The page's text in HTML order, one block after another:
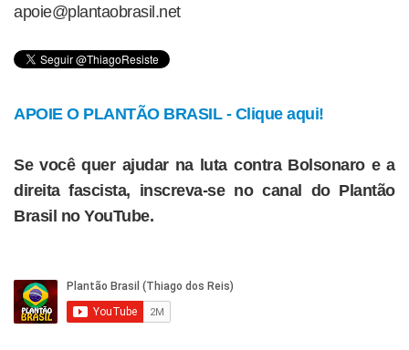
apoie@plantaobrasil.net
APOIE O PLANTÃO BRASIL - Clique aqui!
Se você quer ajudar na luta contra Bolsonaro e a
direita fascista, inscreva-se no canal do Plantão
Brasil no YouTube.